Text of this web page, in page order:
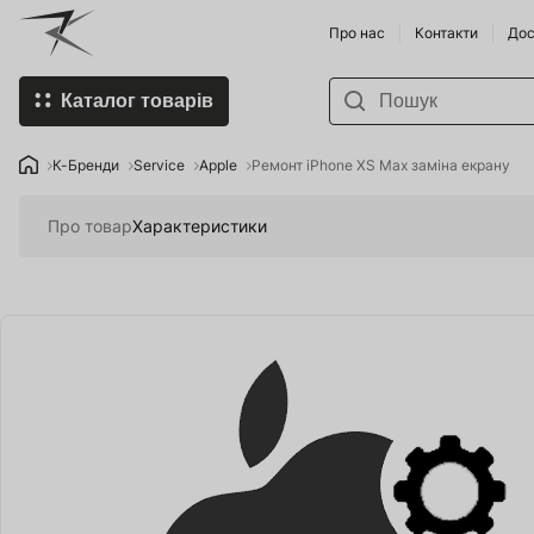
Про нас Контакти
Каталог товарів
К-Бренди
Пивоварні
комплектуючі
Organic Farming in Ukraine
SHOP HoReCa
К-Бренди Service Apple Ремонт iPhone XS Max заміна екрану
Про товарХарактеристики